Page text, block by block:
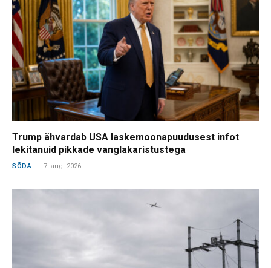
Trump ähvardab USA laskemoonapuudusest infot
lekitanuid pikkade vanglakaristustega
SÕDA 7. aug. 2026